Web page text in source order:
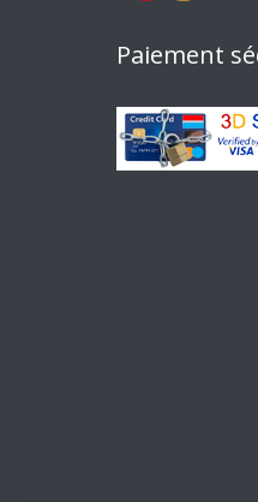
Paiement